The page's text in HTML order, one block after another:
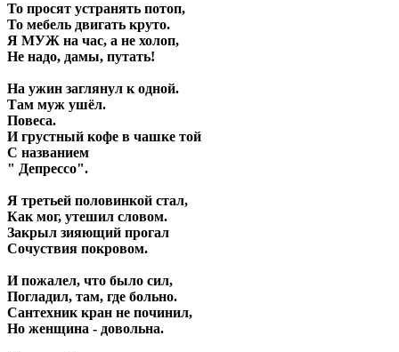
То просят устранять потоп,
То мебель двигать круто.
Я МУЖ на час, а не холоп,
Не надо, дамы, путать!
На ужин заглянул к одной.
Там муж ушёл.
Повеса.
И грустный кофе в чашке той
С названием
" Депрессо".
Я третьей половинкой стал,
Как мог, утешил словом.
Закрыл зияющий прогал
Сочуствия покровом.
И пожалел, что было сил,
Погладил, там, где больно.
Сантехник кран не починил,
Но женщина - довольна.